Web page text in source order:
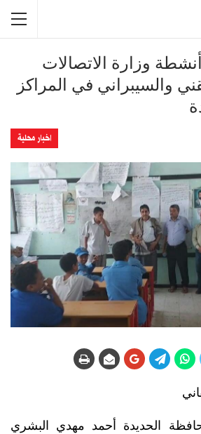
وزارة الاتصالات
والسيبراني في المراكز
اخبار محلية
الحديدة أحمد مهدي البشري